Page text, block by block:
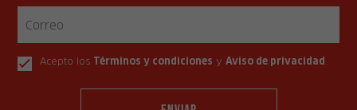
Acepto los Términos y condiciones yAviso de privacidad .